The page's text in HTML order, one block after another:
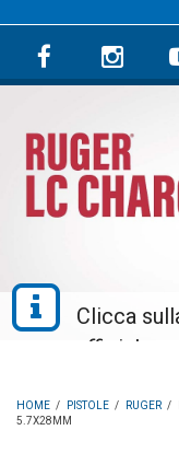
HOME / PISTOLE / RUGER /
5.7X28MM